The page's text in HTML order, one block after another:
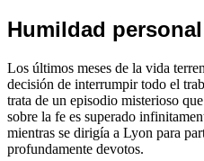
Humildad personal
Los últimos meses de la vida
decisión de interrumpir todo el
trata de un episodio misterioso
sobre la fe es superado
mientras se dirigía a Lyon para
profundamente devotos.